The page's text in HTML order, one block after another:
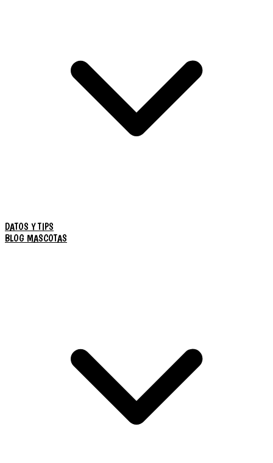
DATOS Y TIPS
BLOG MASCOTAS